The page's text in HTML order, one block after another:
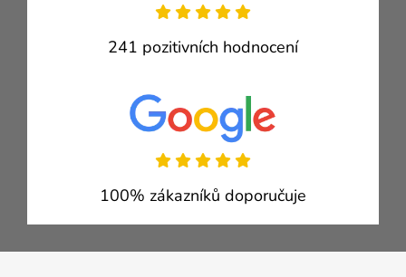
241 pozitivních hodnocení
100% zákazníků doporučuje